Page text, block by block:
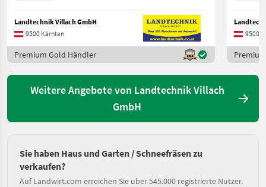
Landtechnik Villach GmbH
9500 Kärnten
Premium Gold Händler
9500
Weitere Angebote von Landtechnik Villach
GmbH
Sie haben Haus und Garten / Schneefräsen zu
verkaufen?
Auf Landwirt.com erreichen Sie über 545.000 registrierte Nutzer.